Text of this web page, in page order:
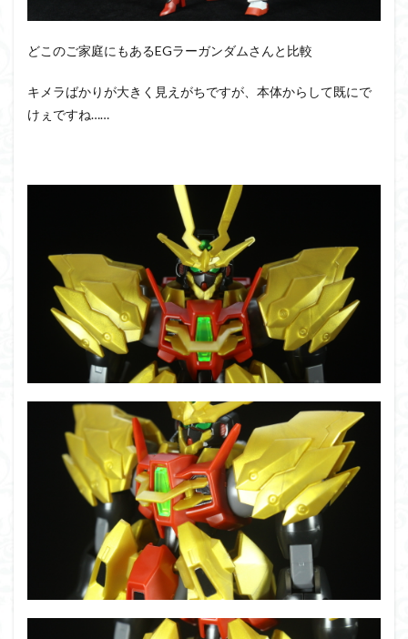
どこのご家庭にもあるEGラーガンダムさんと比較
キメラばかりが大きく見えがちですが、本体からして既にで
けぇですね……